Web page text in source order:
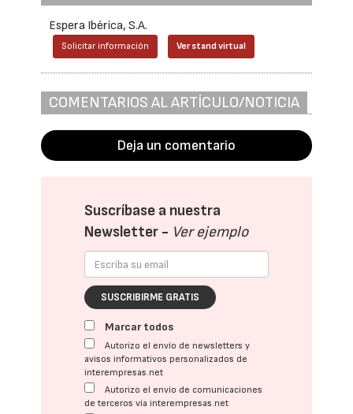
Espera Ibérica, S.A.
Solicitar información Ver stand virtual
COMENTARIOS AL ARTÍCULO/NOTICIA
Deja un comentario
Suscríbase a nuestra
Newsletter - Ver ejemplo
SUSCRIBIRME GRATIS
Marcar todos
Autorizo el envío de newsletters y
avisos informativos personalizados de
interempresas.net
Autorizo el envío de comunicaciones
de terceros vía interempresas.net